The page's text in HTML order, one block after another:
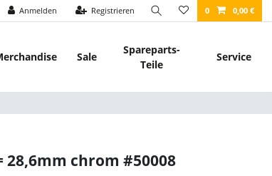
Anmelden Registrieren 0 0,00 €
Sale
Spareparts-
Teile
Service
28,6mm chrom #50008